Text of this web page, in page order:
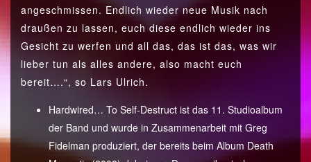
angeschmissen. Endlich wieder neue Musik nach
draußen zu lassen, euch diese endlich wieder ins
Gesicht zu werfen und all das, das ist das, was wir
lieber tun als alles andere, also macht euch
bereit….“, so Lars Ulrich.
Hardwired… To Self-Destruct ist das 11. Studioalbum
der Band und wurde in Zusammenarbeit mit Greg
Fidelman produziert, der bereits beim Album Death